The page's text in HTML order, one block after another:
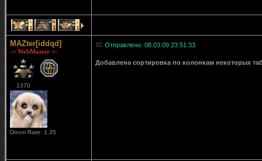
1 1 1
MAZter[iddqd]
-= WebMaster =-
1370
Doom Rate: 1.35
Отправлено: 08.03.09 23:51:33
Добавлена сортировка по колонкам некоторых